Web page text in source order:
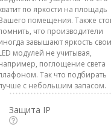
по яркости на площадь
помещения. Также
что производители
завышают яркость
модулей не учитывая,
поглощение света
Так что подбирать
с небольшим запасом.
Защита IP